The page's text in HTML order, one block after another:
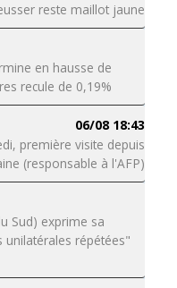
reste maillot jaune
en hausse de
recule de 0,19%
06/08 18:43
première visite depuis
(responsable à l'AFP)
Sud) exprime sa
unilatérales répétées"